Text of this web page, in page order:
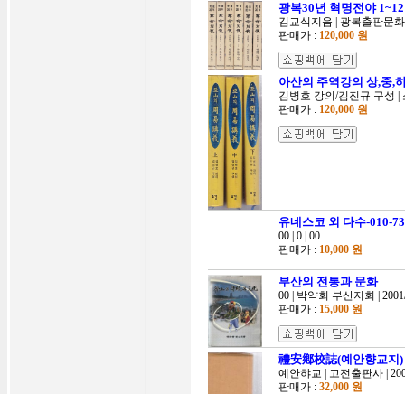
광복30년 혁명전야
김교식지음 | 광복출판문
판매가 : 120,000 원
아산의 주역강의 상,중,
김병호 강의/김진규 구성 |
판매가 : 120,000 원
유네스코 외 다수-010-
00 | 0 | 00
판매가 : 10,000 원
부산의 전통과 문화
00 | 박약회 부산지회 |
판매가 : 15,000 원
禮安鄕校誌(예안향교지)
예안햐교 | 고전출판사 |
판매가 : 32,000 원